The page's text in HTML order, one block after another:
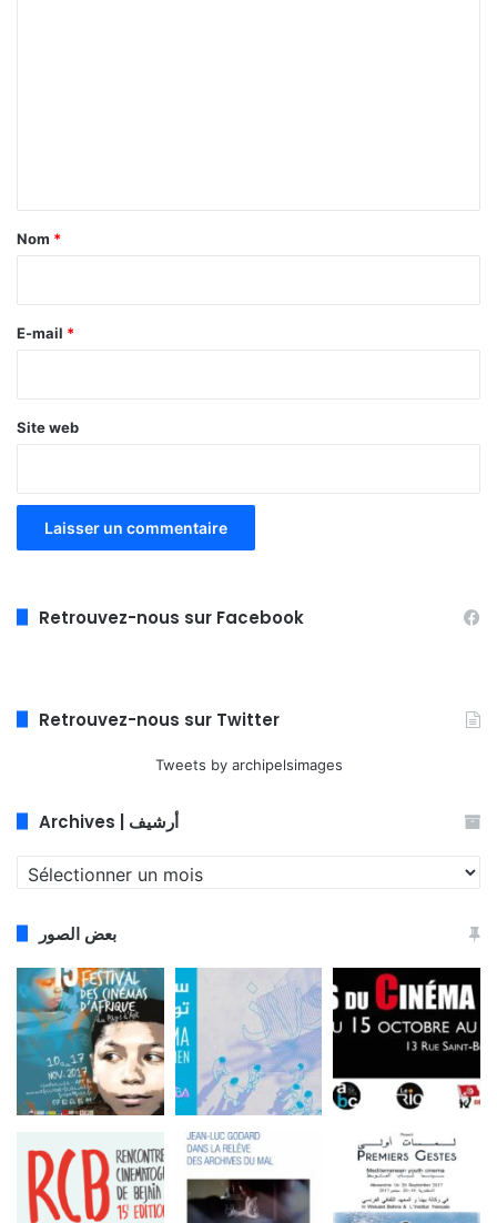
a
e
Nom *
E-mail *
Site web
Retrouvez-nous sur Facebook
Retrouvez-nous sur Twitter
Tweets by archipelsimages
Archives | أرشيف
Archives
|
بعض الصور